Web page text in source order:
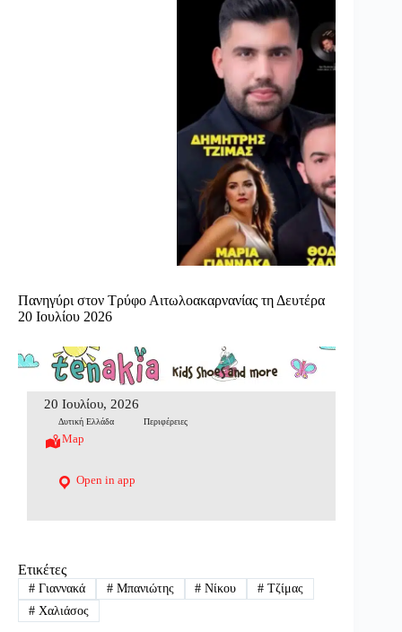
Πανηγύρι στον Τρύφο Αιτωλοακαρνανίας τη Δευτέρα
20 Ιουλίου 2026
20 Ιουλίου, 2026
Δυτική Ελλάδα Περιφέρειες
Map
Open in app
Ετικέτες
#Γιαννακά #Μπανιώτης # Νίκου # Τζίμας
#Χαλιάσος